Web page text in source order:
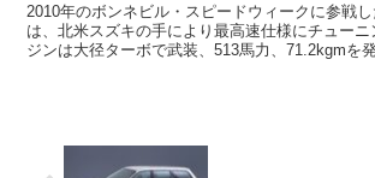
2010年のボンネビル・スピードウィークに参戦
は、北米スズキの手により最高速仕様にチュー
ジンは大径ターボで武装、513馬力、71.2kgmを